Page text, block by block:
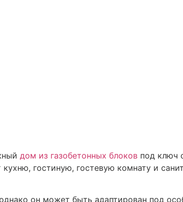
дом из газобетонных блоков под ключ
гостиную, гостевую комнату и
он может быть адаптирован под